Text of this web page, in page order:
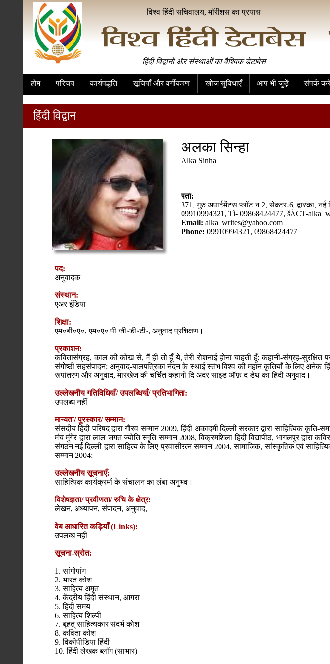
विश्व हिंदी सचिवालय, मॉरीशस का प्रयास
हिंदी विद्वानों और संस्थाओं का वैश्विक डेटाबेस
होम परिचय कार्यपद्धति सूचियाँ और वर्गीकरण खोज सुविधाएँ आप भी जुड़ें संपर्क करें
हिंदी विद्वान
अलका सिन्हा
Alka Sinha
पता:
371, गुरु अपार्टमेंटस प्लॉट न 2, सेक्टर-6, द्वारका, नई
09910994321, Tì- 09868424477, šÀCT-
Email: alka_writes@yahoo.com
Phone: 09910994321, 09868424477
पद:
अनुवादक
संस्थान:
एअर इंडिया
शिक्षा:
एम०बी०ए०, एम०ए० पी-जी॰डी॰टी॰, अनुवाद प्रशिक्षण।
प्रकाशन:
कवितासंग्रह, काल की कोख से, मैं ही तो हूँ ये, तेरी रोशनाई होना चाहती हूँ: कहानी-संग्रह-सुरक्षित
संगोष्ठी सहसंपादन; अनुवाद-बालपत्रिका नंदन के स्थाई स्तंभ विश्व की महान कृतियाँ के लिए अनेक
रूपांतरण और अनुवाद, मारखेज की चर्चित कहानी दि अदर साइड ऑफ़ द डेथ का हिंदी अनुवाद।
उल्लेखनीय गतिविधियाँ/ उपलब्धियाँ/ प्रतिभागिता:
उपलब्ध नहीं
मान्यता/ पुरस्कार/ सम्मान:
संसदीय हिंदी परिषद द्वारा गौरव सम्मान 2009, हिंदी अकादमी दिल्ली सरकार द्वारा साहित्यिक कृति-
मंच मुंगेर द्वारा लाल जगत ज्योति स्मृति सम्मान 2008, विक्रमशिला हिंदी विद्यापीठ, भागलपुर द्वारा
संगठन नई दिल्ली द्वारा साहित्य के लिए प्रवासीरत्न सम्मान 2004, सामाजिक, सांस्कृतिक एवं
सम्मान 2004:
उल्लेखनीय सूचनाएँ:
साहित्यिक कार्यक्रमों के संचालन का लंबा अनुभव।
विशेषज्ञता/ प्रवीणता/ रुचि के क्षेत्र:
लेखन, अध्यापन, संपादन, अनुवाद,
वेब आधारित कड़ियाँ (Links):
उपलब्ध नहीं
सूचना-स्रोत:
1. सांगोपांग
2. भारत कोश
3. साहित्य अमृत
4. केंद्रीय हिंदी संस्थान, आगरा
5. हिंदी समय
6. साहित्य शिल्पी
7. बृहत् साहित्यकार संदर्भ कोश
8. कविता कोश
9. विकीपीडिया हिंदी
10. हिंदी लेखक ब्लॉग (साभार)